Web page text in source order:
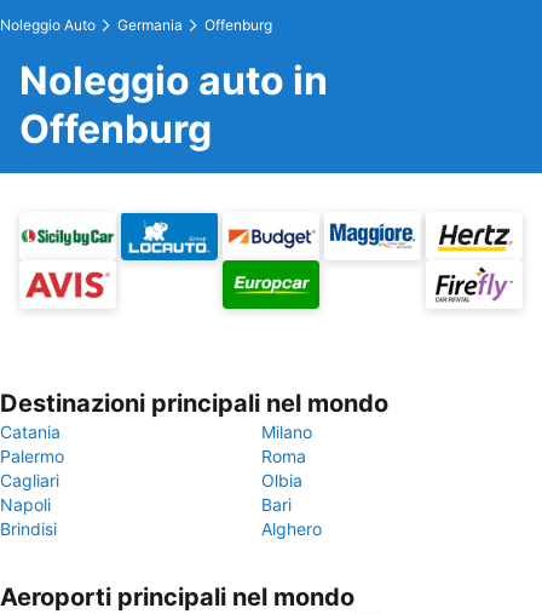
Noleggio Auto Germania Offenburg
Noleggio auto in
Offenburg
Destinazioni principali nel mondo
Catania
Milano
Palermo
Roma
Cagliari
Olbia
Napoli
Bari
Brindisi
Alghero
Aeroporti principali nel mondo